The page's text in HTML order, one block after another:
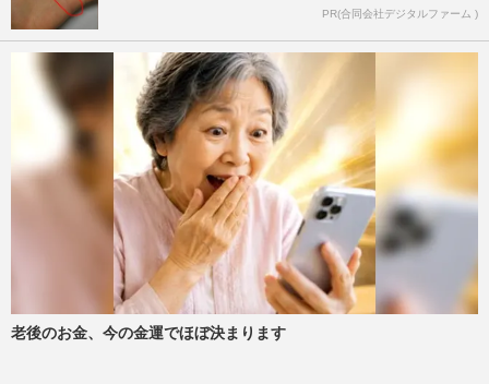
PR(合同会社デジタルファーム )
老後のお金、今の金運でほぼ決まります